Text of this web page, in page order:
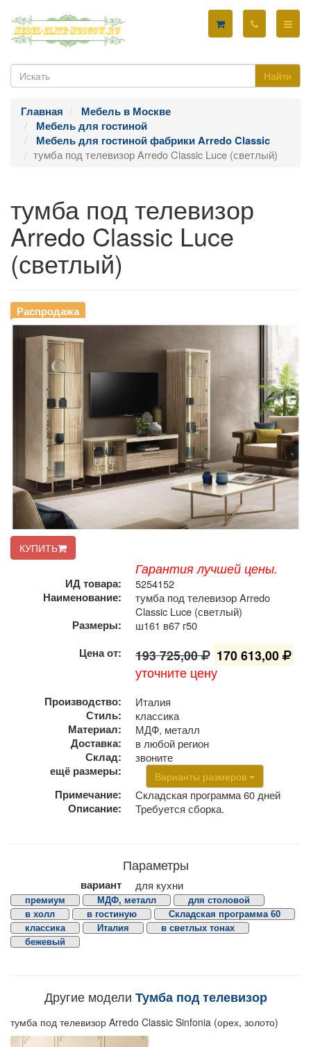
Найти
Главная
Мебель в Москве
Мебель для гостиной
Мебель для гостиной фабрики Arredo Classic
тумба под телевизор Arredo Classic Luce (светлый)
тумба под телевизор
Arredo Classic Luce
(светлый)
Распродажа
КУПИТЬ
Гарантия лучшей цены.
ИД товара:
5254152
Наименование:
тумба под телевизор Arredo
Classic Luce (светлый)
Размеры:
ш161 в67 г50
Цена от:
193 725,00
170 613,00
уточните цену
Производство:
Италия
Стиль:
классика
Материал:
МДФ, металл
Доставка:
в любой регион
Склад:
звоните
ещё размеры:
Варианты размеров
Примечание:
Складская программа 60 дней
Описание:
Требуется сборка.
Параметры
вариант для кухни
премиум МДФ, металл
для столовой
в холл
в гостиную
Складская программа 60
классика
Италия
в светлых тонах
бежевый
Другие модели Тумба под телевизор
тумба под телевизор Arredo Classic Sinfonia (орех, золото)